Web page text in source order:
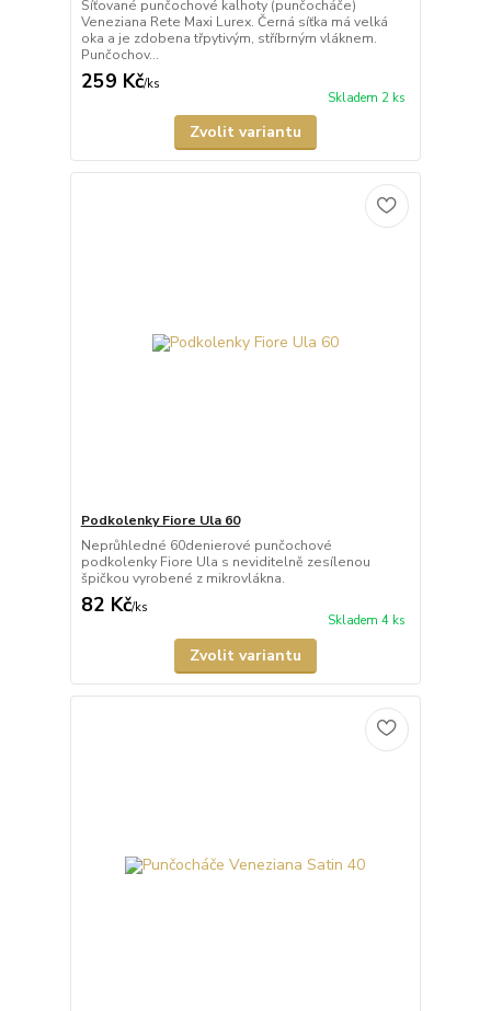
Síťované punčochové kalhoty (punčocháče)
Veneziana Rete Maxi Lurex. Černá síťka má velká
oka a je zdobena třpytivým, stříbrným vláknem.
Punčochov...
259 Kč/ks
Skladem 2 ks
Zvolit variantu
Podkolenky Fiore Ula 60
Neprůhledné 60denierové punčochové
podkolenky Fiore Ula s neviditelně zesílenou
špičkou vyrobené z mikrovlákna.
82 Kč/ks
Skladem 4 ks
Zvolit variantu